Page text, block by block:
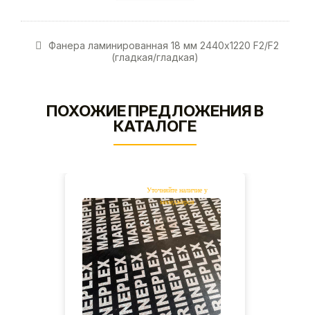
Фанера ламинированная 18 мм 2440х1220 F2/F2
(гладкая/гладкая)
ПОХОЖИЕ ПРЕДЛОЖЕНИЯ В
КАТАЛОГЕ